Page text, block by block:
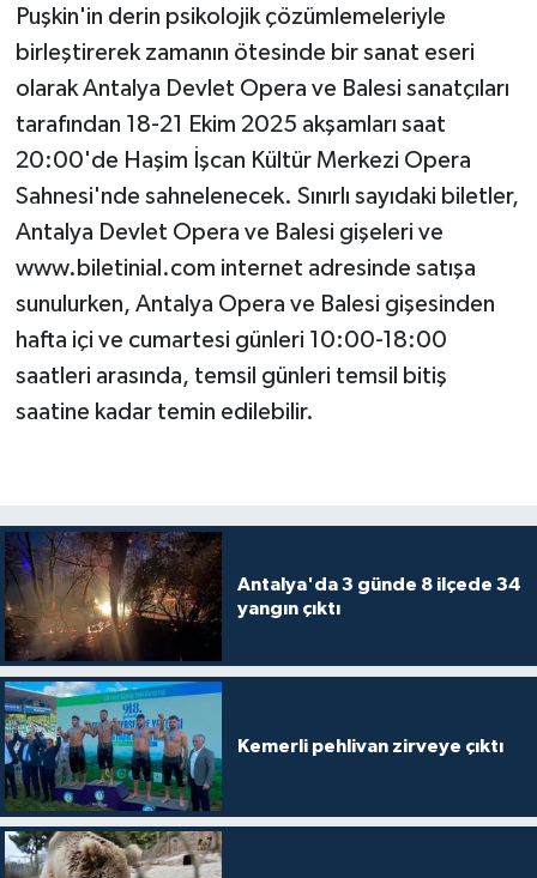
Puşkin'in derin psikolojik çözümlemeleriyle
birleştirerek zamanın ötesinde bir sanat eseri
olarak Antalya Devlet Opera ve Balesi sanatçıları
tarafından 18-21 Ekim 2025 akşamları saat
20:00'de Haşim İşcan Kültür Merkezi Opera
Sahnesi'nde sahnelenecek. Sınırlı sayıdaki biletler,
Antalya Devlet Opera ve Balesi gişeleri ve
www.biletinial.com internet adresinde satışa
sunulurken, Antalya Opera ve Balesi gişesinden
hafta içi ve cumartesi günleri 10:00-18:00
saatleri arasında, temsil günleri temsil bitiş
saatine kadar temin edilebilir.
Antalya'da 3 günde 8 ilçede 34
yangın çıktı
Kemerli pehlivan zirveye çıktı